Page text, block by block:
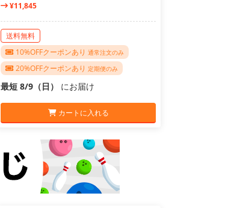
¥11,845
送料無料
10%OFFクーポンあり 通常注文のみ
20%OFFクーポンあり 定期便のみ
最短 8/9（日） にお届け
カートに入れる